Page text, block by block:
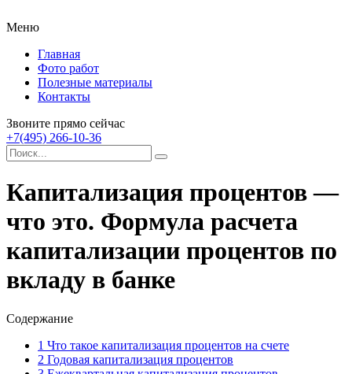
Меню
Главная
Фото работ
Полезные материалы
Контакты
Звоните прямо сейчас
+7(495) 266-10-36
Капитализация процентов —
что это. Формула расчета
капитализации процентов по
вкладу в банке
Содержание
1 Что такое капитализация процентов на счете
2 Годовая капитализация процентов